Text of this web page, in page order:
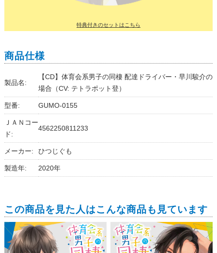
特典付きのセットはこちら
商品仕様
製品名:
【CD】体育会系男子の同棲 配達ドライバー・早川駿介の
場合（CV: テトラポット登）
型番: GUMO-0155
ＪＡＮコー
ド:
4562250811233
メーカー: ひつじぐも
製造年: 2020年
この商品を見た人はこんな商品も見ています